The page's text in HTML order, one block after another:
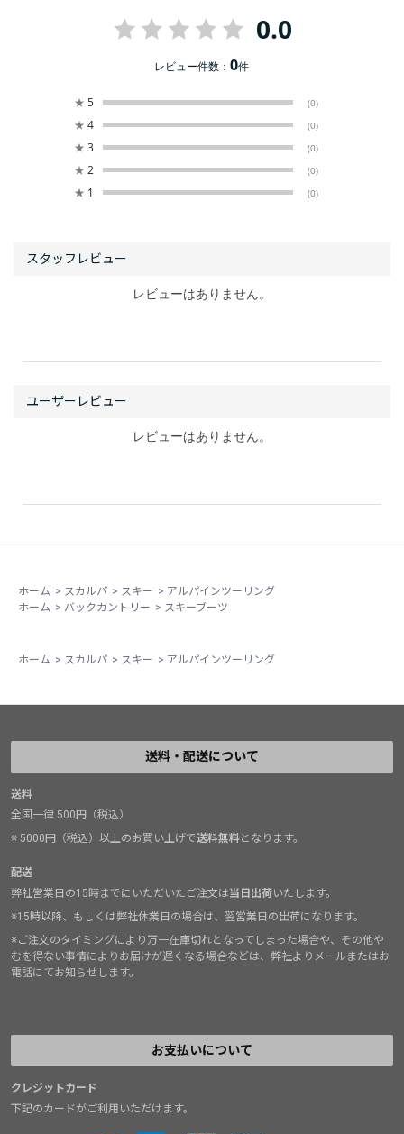
0.0
レビュー件数：0件
★ 5 (0)
★ 4 (0)
★ 3 (0)
★ 2 (0)
★ 1 (0)
レビューはありません。
レビューはありません。
ホーム > スカルパ > スキー > アルパインツーリング
ホーム > バックカントリー > スキーブーツ
ホーム > スカルパ > スキー > アルパインツーリング
送料・配送について
送料
全国一律 500円（税込）
※ 5000円（税込）以上のお買い上げで送料無料となります。
配送
弊社営業日の15時までにいただいたご注文は当日出荷いたします。
※15時以降、もしくは弊社休業日の場合は、翌営業日の出荷になります。
※ご注文のタイミングにより万一在庫切れとなってしまった場合や、その他や
むを得ない事情によりお届けが遅くなる場合などは、弊社よりメールまたはお
電話にてお知らせします。
お支払いについて
クレジットカード
下記のカードがご利用いただけます。